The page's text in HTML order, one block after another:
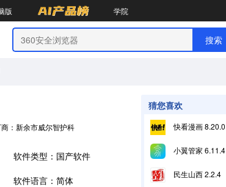
版 学院
：新余市威尔智护科技合伙企业（有限合伙）
软件类型：国产软件
软件语言：简体
猜您喜欢
快看漫画 8.20.0
小翼管家 6.11.4
民生山西 2.2.4